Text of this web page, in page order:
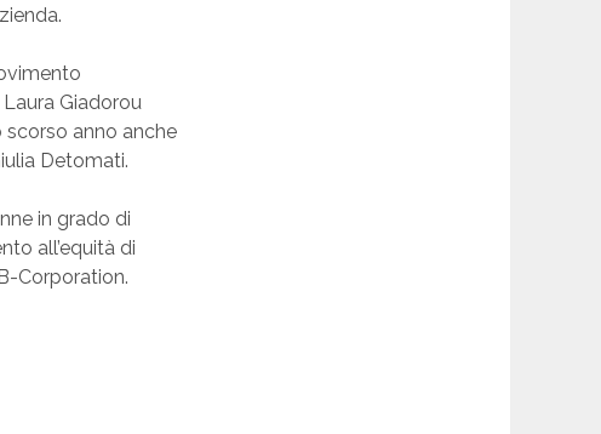
Giadorou
anno anche
Detomati.
in grado di
all’equità di
Corporation.